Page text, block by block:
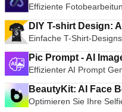
Effiziente
Einfache T-Shirt-
Pic Prompt - AI
Effizienter AI Prompt
Optimieren Sie Ihre